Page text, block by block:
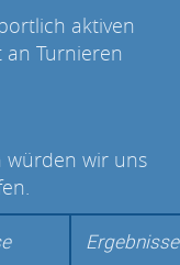
aktiven
an Turnieren
würden wir uns
Ergebnisse